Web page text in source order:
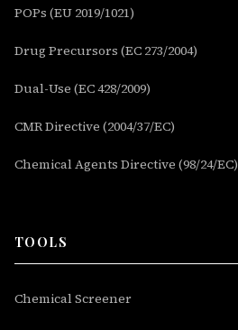
POPs (EU 2019/1021)
Drug Precursors (EC 273/2004)
Dual-Use (EC 428/2009)
CMR Directive (2004/37/EC)
Chemical Agents Directive (98/24/EC)
TOOLS
Chemical Screener